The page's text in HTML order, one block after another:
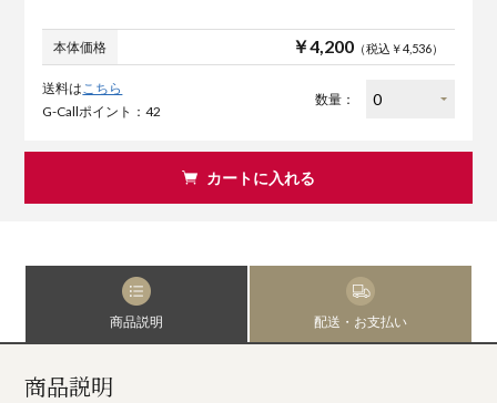
本体価格 ￥4,200（税込￥4,536）
送料は こちら
G-Callポイント：42
数量：
カートに入れる
商品説明 配送・お支払い
商品説明